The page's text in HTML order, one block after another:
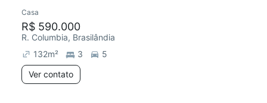
Casa
R$ 590.000
R. Columbia, Brasilândia
132m² 3
5
Ver contato